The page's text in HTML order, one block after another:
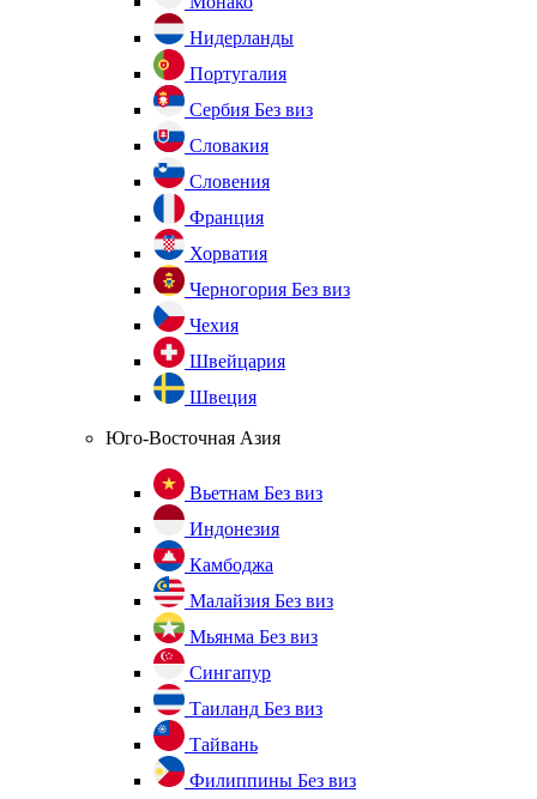
Нидерланды
Португалия
Сербия Без виз
Словакия
Словения
Франция
Хорватия
Черногория Без виз
Чехия
Швейцария
Швеция
Юго-Восточная Азия
Вьетнам Без виз
Индонезия
Камбоджа
Малайзия Без виз
Мьянма Без виз
Сингапур
Таиланд Без виз
Тайвань
Филиппины Без виз